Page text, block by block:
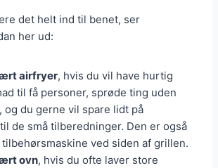
det helt ind til benet, ser
her ud:
airfryer, hvis du vil have hurtig
til få personer, sprøde ting uden
og du gerne vil spare lidt på
de små tilberedninger. Den er også
ved siden af grillen.
ovn, hvis du ofte laver store